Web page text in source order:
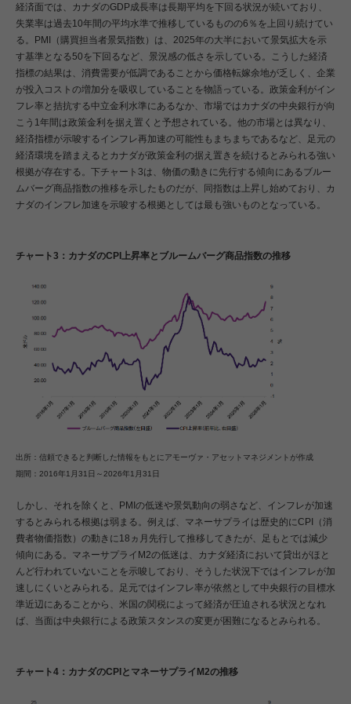
経済面では、カナダのGDP成長率は長期平均を下回る状況が続いており、
失業率は過去10年間の平均水準で推移しているものの6％を上回り続けてい
る。PMI（購買担当者景気指数）は、2025年の大半において景気拡大を示
す基準となる50を下回るなど、景況感の低さを示している。こうした経済
指標の結果は、消費需要が低調であることから価格転嫁余地が乏しく、企業
が投入コストの増加分を吸収していることを物語っている。政策金利がイン
フレ率と拮抗する中立金利水準にあるなか、市場ではカナダの中央銀行が向
こう1年間は政策金利を据え置くと予想されている。他の市場とは異なり、
経済指標が示唆するインフレ再加速の可能性もまちまちであるなど、足元の
経済環境を踏まえるとカナダが政策金利の据え置きを続けるとみられる強い
根拠が存在する。下チャート3は、物価の動きに先行する傾向にあるブルー
ムバーグ商品指数の推移を示したものだが、同指数は上昇し始めており、カ
ナダのインフレ加速を示唆する根拠としては最も強いものとなっている。
チャート3：カナダのCPI上昇率とブルームバーグ商品指数の推移
出所：信頼できると判断した情報をもとにアモーヴァ・アセットマネジメントが作成
期間：2016年1月31日～2026年1月31日
しかし、それを除くと、PMIの低迷や景気動向の弱さなど、インフレが加速
するとみられる根拠は弱まる。例えば、マネーサプライは歴史的にCPI（消
費者物価指数）の動きに18ヵ月先行して推移してきたが、足もとでは減少
傾向にある。マネーサプライM2の低迷は、カナダ経済において貸出がほと
んど行われていないことを示唆しており、そうした状況下ではインフレが加
速しにくいとみられる。足元ではインフレ率が依然として中央銀行の目標水
準近辺にあることから、米国の関税によって経済が圧迫される状況となれ
ば、当面は中央銀行による政策スタンスの変更が困難になるとみられる。
チャート4：カナダのCPIとマネーサプライM2の推移